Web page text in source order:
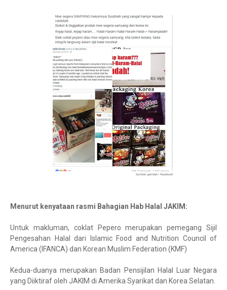
Menurut kenyataan rasmi Bahagian Hab Halal JAKIM:
Untuk makluman, coklat Pepero merupakan pemegang Sijil
Pengesahan Halal dari Islamic Food and Nutrition Council of
America (IFANCA) dan Korean Muslim Federation (KMF)
Kedua-duanya merupakan Badan Pensijilan Halal Luar Negara
yang Diiktiraf oleh JAKIM di Amerika Syarikat dan Korea Selatan.